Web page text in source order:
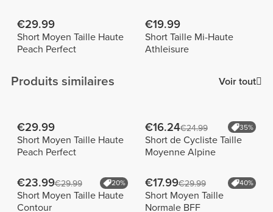
€29.99
Short Moyen Taille Haute
Peach Perfect
€19.99
Short Taille Mi-Haute
Athleisure
Produits similaires Voir tout
€29.99
Short Moyen Taille Haute
Peach Perfect
€16.24€24.99 35%
Short de Cycliste Taille
Moyenne Alpine
€23.99€29.99 20%
Short Moyen Taille Haute
Contour
€17.99€29.99 40%
Short Moyen Taille
Normale BFF